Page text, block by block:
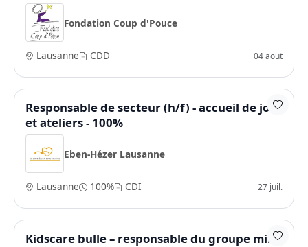
Fondation Coup d'Pouce
Lausanne CDD 04 aout
Responsable de secteur (h/f) - accueil de jour
et ateliers - 100%
Eben-Hézer Lausanne
Lausanne 100% CDI 27 juil.
Kidscare bulle – responsable du groupe mini